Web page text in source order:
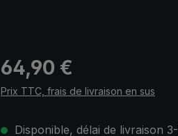
Prix régulier :
64,90 €
Prix TTC, frais de livraison en sus
Disponible, délai de livraison